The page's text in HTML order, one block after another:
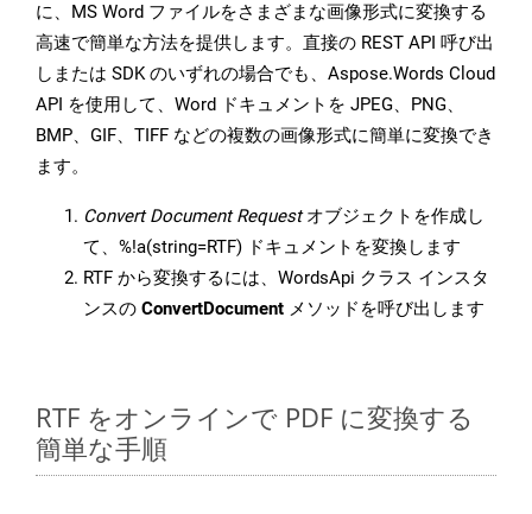
に、MS Word ファイルをさまざまな画像形式に変換する
高速で簡単な方法を提供します。直接の REST API 呼び出
しまたは SDK のいずれの場合でも、Aspose.Words Cloud
API を使用して、Word ドキュメントを JPEG、PNG、
BMP、GIF、TIFF などの複数の画像形式に簡単に変換でき
ます。
Convert Document Requestオブジェクトを作成し
て、%!a(string=RTF) ドキュメントを変換します
RTF から変換するには、WordsApi クラス インスタ
ンスの ConvertDocument メソッドを呼び出します
RTF をオンラインで PDF に変換する
簡単な手順